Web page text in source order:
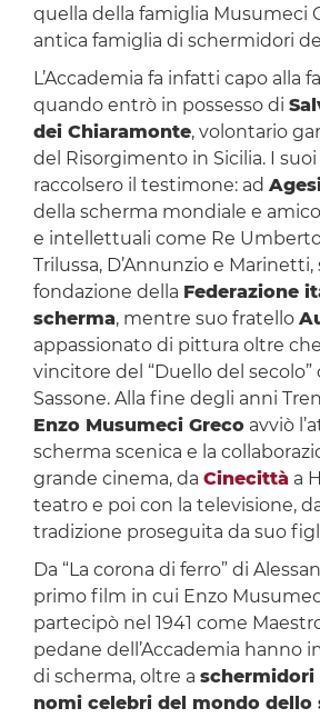
quella della famiglia Musumeci
antica famiglia di schermidori
L’Accademia fa infatti capo alla
quando entrò in possesso di
dei Chiaramonte, volontario
del Risorgimento in Sicilia. I
raccolsero il testimone: ad
della scherma mondiale e
e intellettuali come Re
Trilussa, D’Annunzio e Marinetti,
fondazione della Federazione
scherma, mentre suo fratello
appassionato di pittura oltre
vincitore del “Duello del
Sassone. Alla fine degli anni
Enzo Musumeci Grecoavviò
scherma scenica e la
grande cinema, da Cinecittà a
teatro e poi con la televisione,
tradizione proseguita da suo
Da “La corona di ferro” di
primo film in cui Enzo
partecipò nel 1941 come
pedane dell’Accademia hanno
di scherma, oltre a
nomi celebri del mondo dello